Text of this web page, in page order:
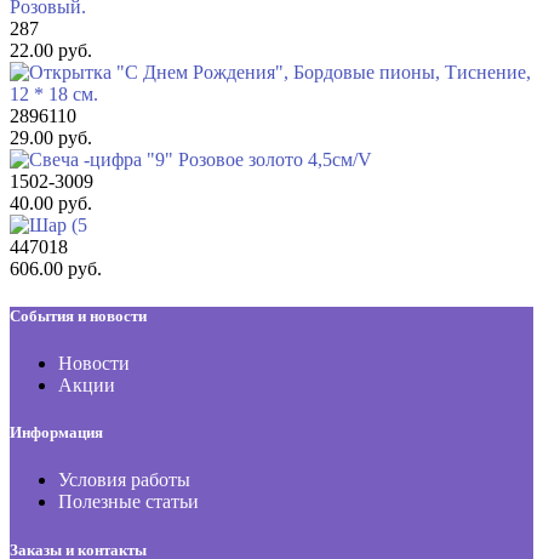
287
22.00 руб.
2896110
29.00 руб.
1502-3009
40.00 руб.
447018
606.00 руб.
События и новости
Новости
Акции
Информация
Условия работы
Полезные статьи
Заказы и контакты